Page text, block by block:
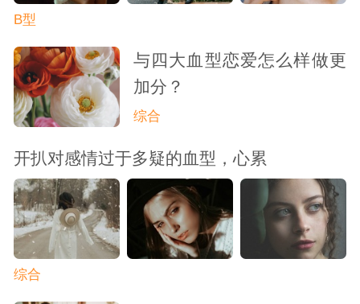
B型
与四大血型恋爱怎么样做更
加分？
综合
开扒对感情过于多疑的血型，心累
综合